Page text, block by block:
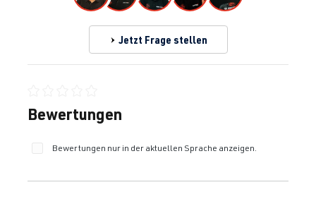
Jetzt Frage stellen
Durchschnittliche Bewertung von 0 von 5 Sternen
Bewertungen
Bewertungen nur in der aktuellen Sprache anzeigen.